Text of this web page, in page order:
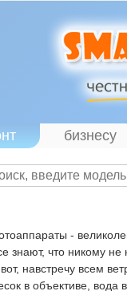
бизнесу
-
знают, что никому
навстречу всем
в объективе, вода